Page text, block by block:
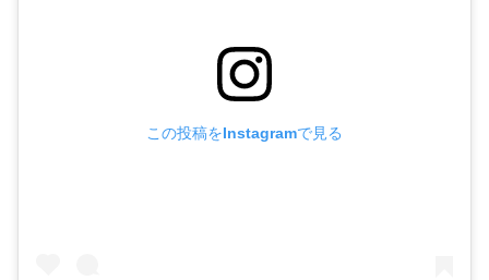
この投稿をInstagramで見る